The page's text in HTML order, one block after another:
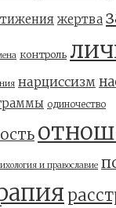
жертва
контроль
нарциссизм
одиночество
и православие